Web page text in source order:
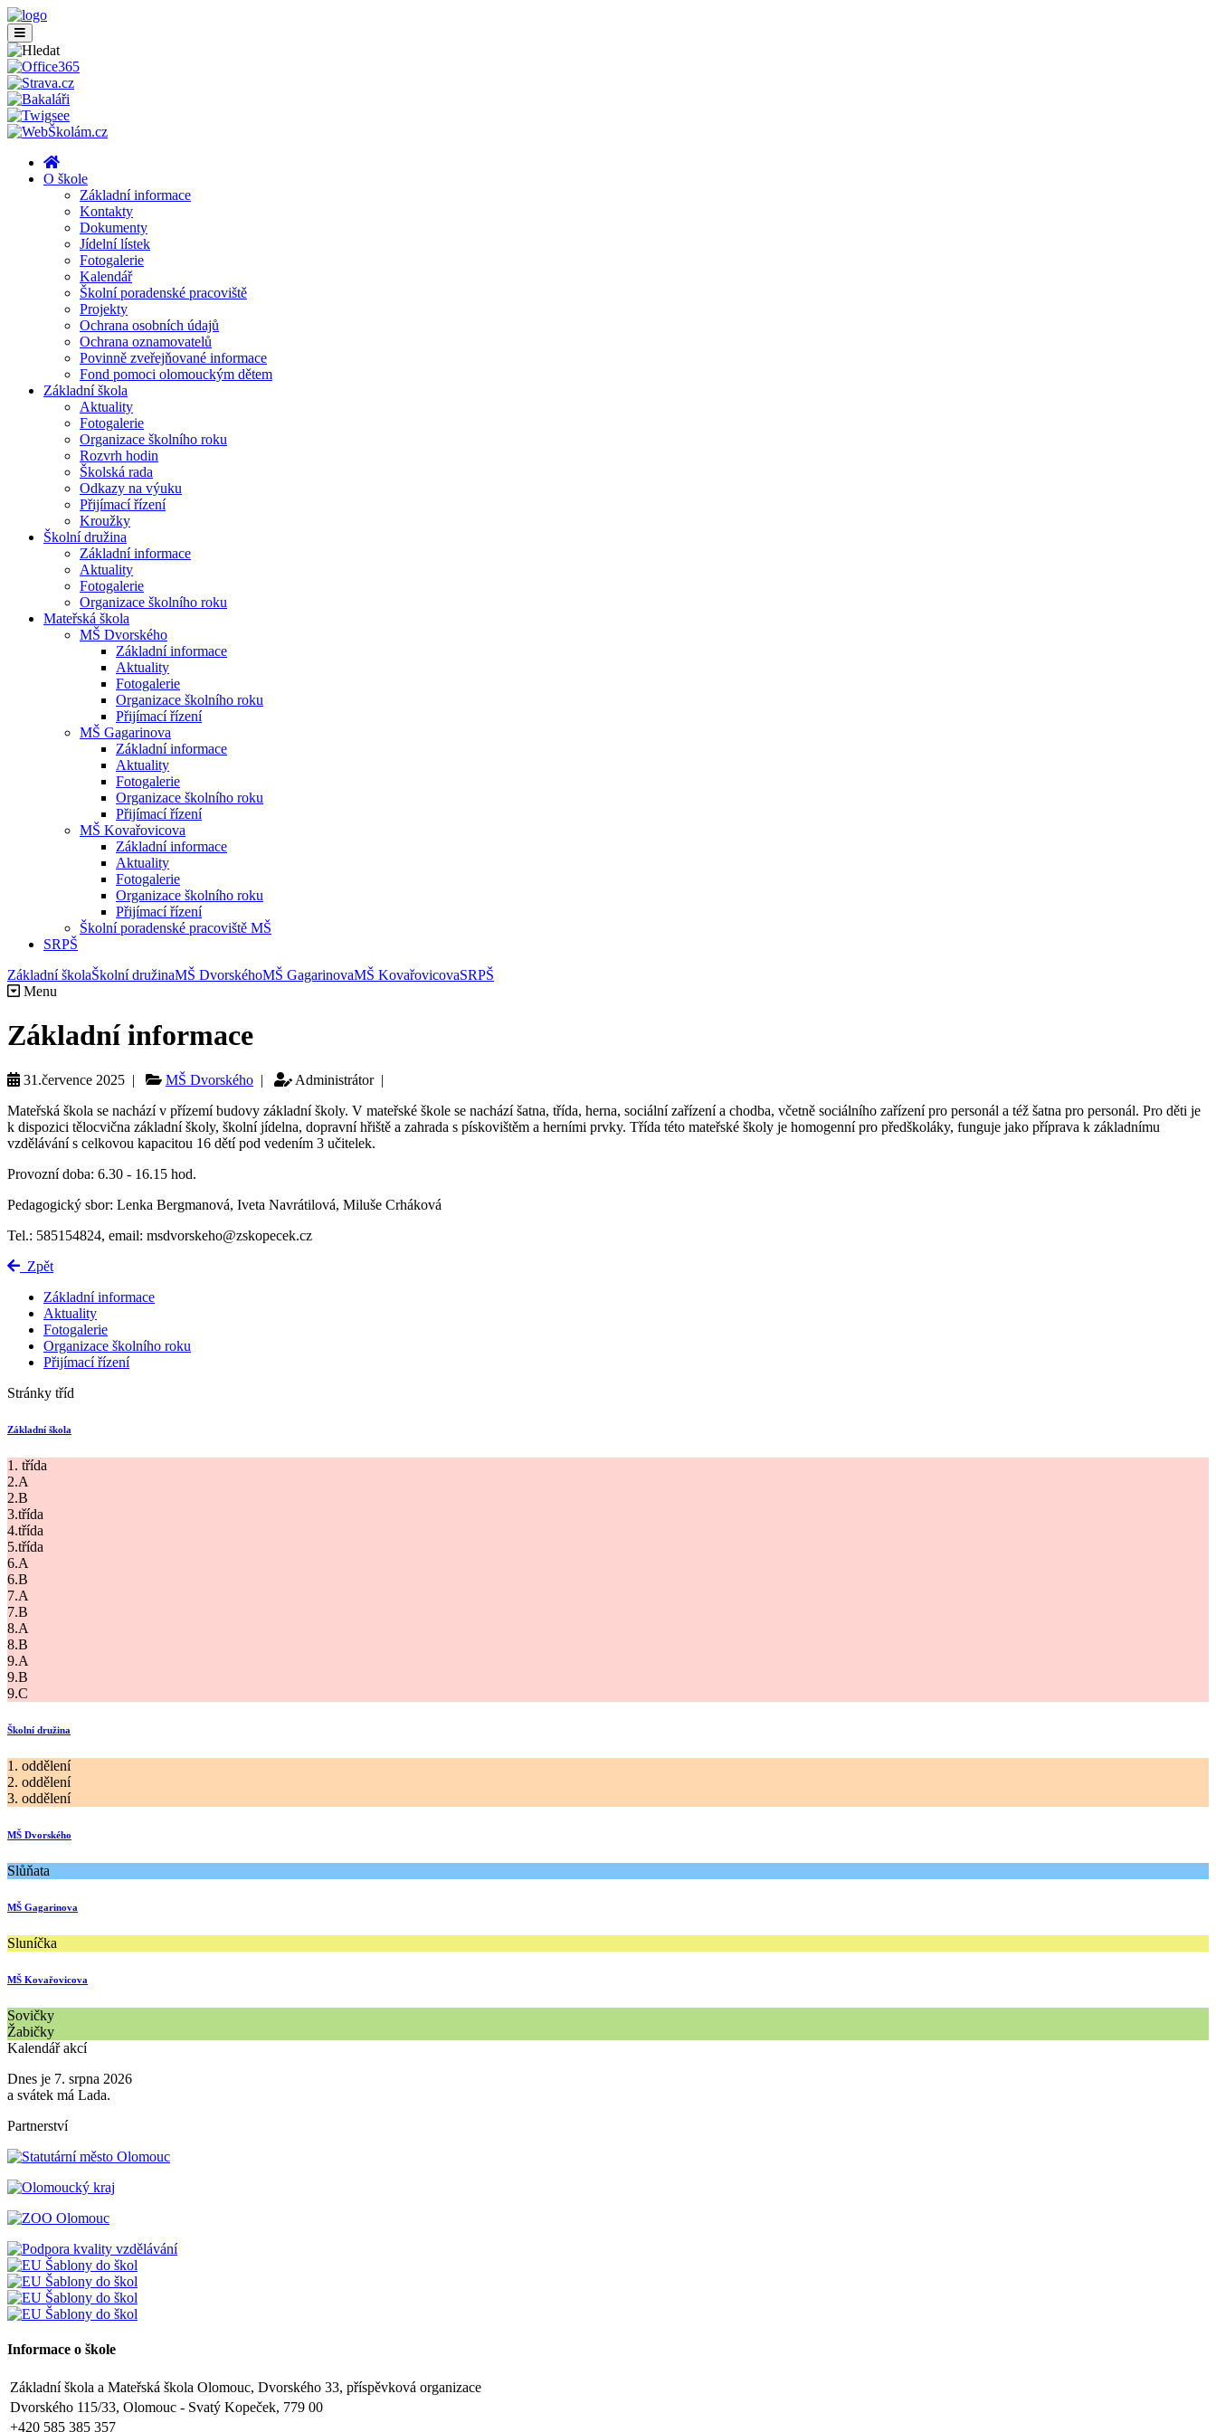
O škole
Základní informace
Kontakty
Dokumenty
Jídelní lístek
Fotogalerie
Kalendář
Školní poradenské pracoviště
Projekty
Ochrana osobních údajů
Ochrana oznamovatelů
Povinně zveřejňované informace
Fond pomoci olomouckým dětem
Základní škola
Aktuality
Fotogalerie
Organizace školního roku
Rozvrh hodin
Školská rada
Odkazy na výuku
Přijímací řízení
Kroužky
Školní družina
Základní informace
Aktuality
Fotogalerie
Organizace školního roku
Mateřská škola
MŠ Dvorského
Základní informace
Aktuality
Fotogalerie
Organizace školního roku
Přijímací řízení
MŠ Gagarinova
Základní informace
Aktuality
Fotogalerie
Organizace školního roku
Přijímací řízení
MŠ Kovařovicova
Základní informace
Aktuality
Fotogalerie
Organizace školního roku
Přijímací řízení
Školní poradenské pracoviště MŠ
SRPŠ
Základní školaŠkolní družinaMŠ DvorskéhoMŠ GagarinovaMŠ KovařovicovaSRPŠ
Menu
Základní informace
31.července 2025 | MŠ Dvorského |
Administrátor |
Mateřská škola se nachází v přízemí budovy základní školy. V mateřské škole se nachází šatna, třída, herna, sociální zařízení a chodba, včetně sociálního zařízení pro personál a též šatna pro personál. Pro děti je
k dispozici tělocvična základní školy, školní jídelna, dopravní hřiště a zahrada s pískovištěm a herními prvky. Třída této mateřské školy je homogenní pro předškoláky, funguje jako příprava k základnímu
vzdělávání s celkovou kapacitou 16 dětí pod vedením 3 učitelek.
Provozní doba: 6.30 - 16.15 hod.
Pedagogický sbor: Lenka Bergmanová, Iveta Navrátilová, Miluše Crháková
Tel.: 585154824, email: msdvorskeho@zskopecek.cz
Zpět
Základní informace
Aktuality
Fotogalerie
Organizace školního roku
Přijímací řízení
Stránky tříd
Základní škola
1. třída
2.A
2.B
3.třída
4.třída
5.třída
6.A
6.B
7.A
7.B
8.A
8.B
9.A
9.B
9.C
Školní družina
1. oddělení
2. oddělení
3. oddělení
MŠ Dvorského
Slůňata
MŠ Gagarinova
Sluníčka
MŠ Kovařovicova
Sovičky
Žabičky
Kalendář akcí
Dnes je 7. srpna 2026
a svátek má Lada.
Partnerství
Informace o škole
Základní škola a Mateřská škola Olomouc, Dvorského 33, příspěvková organizace
Dvorského 115/33, Olomouc - Svatý Kopeček, 779 00
+420 585 385 357